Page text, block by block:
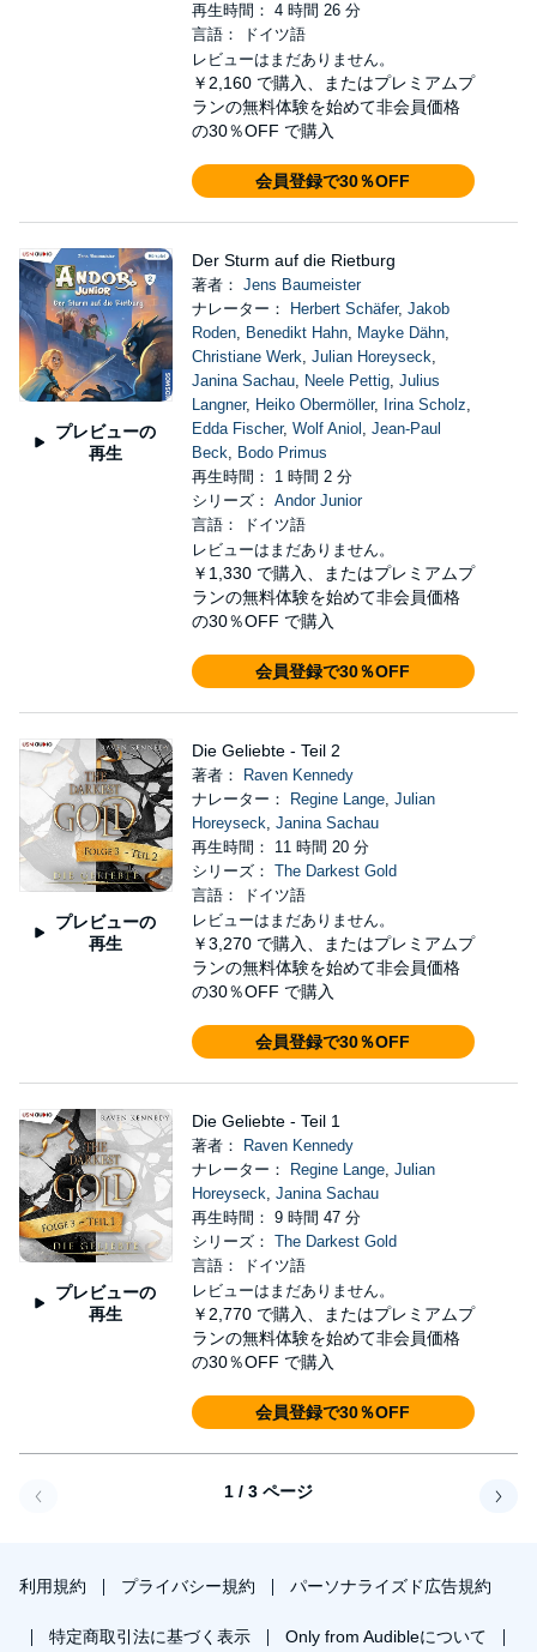
再生時間： 4 時間 26 分
言語： ドイツ語
レビューはまだありません。
￥2,160 で購入、またはプレミアムプ
ランの無料体験を始めて非会員価格
の30％OFF で購入
会員登録で30％OFF
プレビューの
再生
Der Sturm auf die Rietburg
著者： Jens Baumeister
ナレーター：
Herbert Schäfer, Jakob
Roden, Benedikt Hahn, Mayke Dähn,
Christiane Werk, Julian Horeyseck,
Janina Sachau, Neele Pettig, Julius
Langner, Heiko Obermöller, Irina Scholz,
Edda Fischer, Wolf Aniol , Jean-Paul
Beck, Bodo Primus
再生時間： 1 時間 2 分
シリーズ： Andor Junior
言語： ドイツ語
レビューはまだありません。
￥1,330 で購入、またはプレミアムプ
ランの無料体験を始めて非会員価格
の30％OFF で購入
会員登録で30％OFF
プレビューの
再生
Die Geliebte - Teil 2
著者：
Raven Kennedy
ナレーター：
Regine Lange, Julian
Horeyseck, Janina Sachau
再生時間： 11 時間 20 分
シリーズ： The Darkest Gold
言語： ドイツ語
レビューはまだありません。
￥3,270 で購入、またはプレミアムプ
ランの無料体験を始めて非会員価格
の30％OFF で購入
会員登録で30％OFF
プレビューの
再生
Die Geliebte - Teil 1
著者：
Raven Kennedy
ナレーター：
Regine Lange, Julian
Horeyseck, Janina Sachau
再生時間： 9 時間 47 分
シリーズ： The Darkest Gold
言語： ドイツ語
レビューはまだありません。
￥2,770 で購入、またはプレミアムプ
ランの無料体験を始めて非会員価格
の30％OFF で購入
会員登録で30％OFF
1 / 3 ページ
利用規約 プライバシー規約 パーソナライズド広告規約
特定商取引法に基づく表示 Only from Audibleについて